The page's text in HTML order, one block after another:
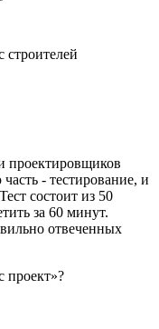
проектировщиков
- тестирование, и
состоит из 50
за 60 минут.
отвеченных
проект»?